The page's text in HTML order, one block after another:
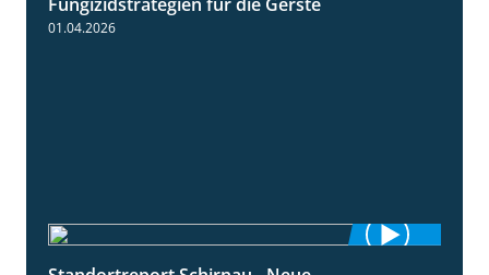
01.04.2026